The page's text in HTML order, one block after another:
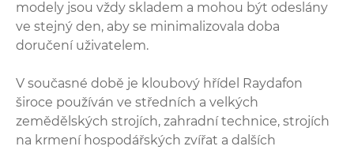
modely jsou vždy skladem a mohou být odeslány
ve stejný den, aby se minimalizovala doba
doručení uživatelem.
V současné době je kloubový hřídel Raydafon
široce používán ve středních a velkých
zemědělských strojích, zahradní technice, strojích
na krmení hospodářských zvířat a dalších